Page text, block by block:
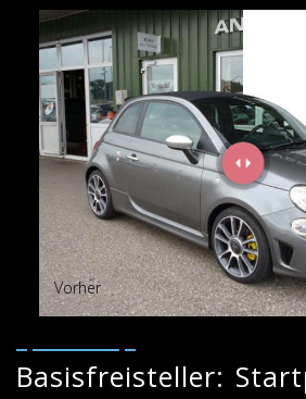
Vorher
Basisfreisteller: